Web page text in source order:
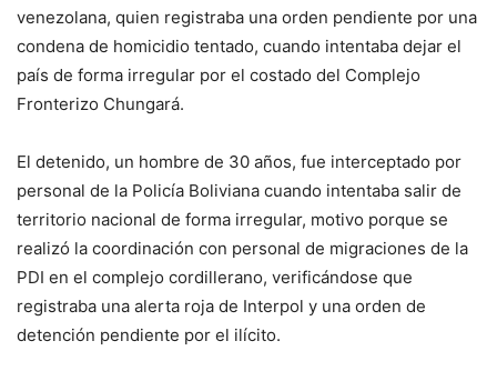
venezolana, quien registraba una orden pendiente por una
condena de homicidio tentado, cuando intentaba dejar el
país de forma irregular por el costado del Complejo
Fronterizo Chungará.
El detenido, un hombre de 30 años, fue interceptado por
personal de la Policía Boliviana cuando intentaba salir de
territorio nacional de forma irregular, motivo porque se
realizó la coordinación con personal de migraciones de la
PDI en el complejo cordillerano, verificándose que
registraba una alerta roja de Interpol y una orden de
detención pendiente por el ilícito.